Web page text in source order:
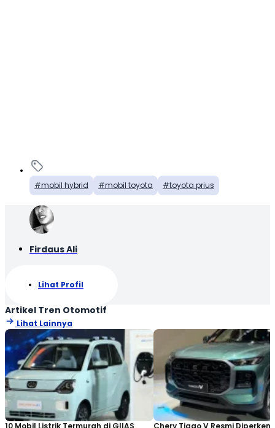
mobil hybrid mobil toyota toyota prius
Firdaus Ali
Lihat Profil
Artikel Tren Otomotif
Lihat Lainnya
10 Mobil Listrik Termurah di GIIAS
Chery Tiggo V Resmi